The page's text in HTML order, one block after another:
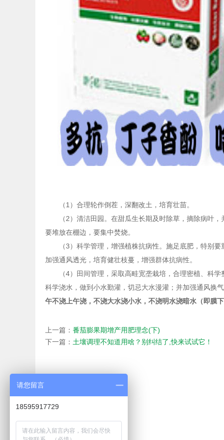
（1）合理轮作倒茬，深翻改土，培育壮苗。
（2）清洁田园。在甜瓜生长期及时除草，摘除病叶，
要堆放在棚边，要集中焚烧。
（3）科学管理，增强植株抗病性。施足底肥，特别要
加强通风透光，培育健壮枝蔓，增强群体抗病性。
（4）田间管理，采取高畦宽垄栽培，合理密植、科学
科学浇水，做到小水勤灌，切忌大水漫灌；并加强通风换
午不浇上午浇，不浇大水浇小水，不浇明水浇暗水（即膜下
上一篇： 番茄膨果期增产用肥理念(下)
下一篇： 土壤调理不知道用啥？别纠结了,快来试试它！
请您留言
18595917729